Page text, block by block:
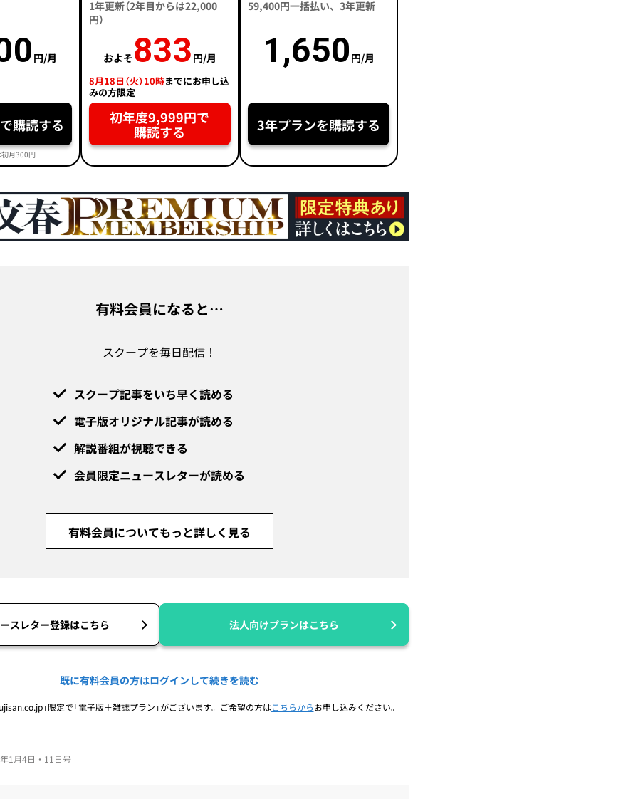
円/月
購読する
月300円
1年更新（2年目からは22,000
円）
およそ833 円/月
8月18日（火）10時までにお申し込
みの方限定
初年度9,999円で
購読する
59,400円一括払い、3年更新
1,650 円/月
3年プランを購読する
有料会員になると…
スクープを毎日配信！
スクープ記事をいち早く読める
電子版オリジナル記事が読める
解説番組が視聴できる
会員限定ニュースレターが読める
有料会員についてもっと詳しく見る
スレター登録はこちら 法人向けプランはこちら
既に有料会員の方はログインして続きを読む
」限定で「電子版＋雑誌プラン」がございます。ご希望の方はこちらからお申し込みください。
1月4日・11日号